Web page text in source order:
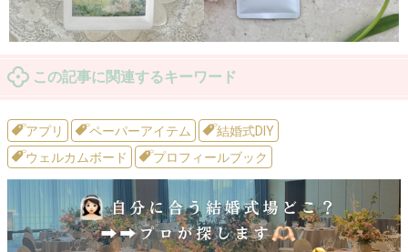
この記事に関連するキーワード
アプリ ペーパーアイテム
結婚式DIY
ウェルカムボード
プロフィールブック